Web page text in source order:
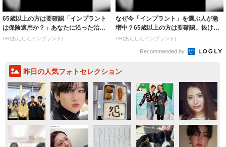
65歳以上の方は要確認「インプラント
は保険適用か？」あなたに沿った治療
法や費用を...
PR(あんしんインプラント)
なぜ今「インプラント」を選ぶ人が急
増中？65歳以上の方は要確認。抜けた
歯の放置は...
PR(あんしんインプラント)
Recommended by
昨日の人気フォトセレクション